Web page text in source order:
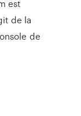
est
de la
de